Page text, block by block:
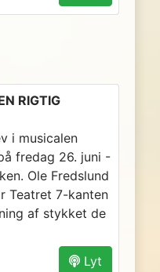
RIGTIG
i musicalen
fredag 26. juni -
Ole Fredslund
Teatret 7-kanten
af stykket de
Lyt